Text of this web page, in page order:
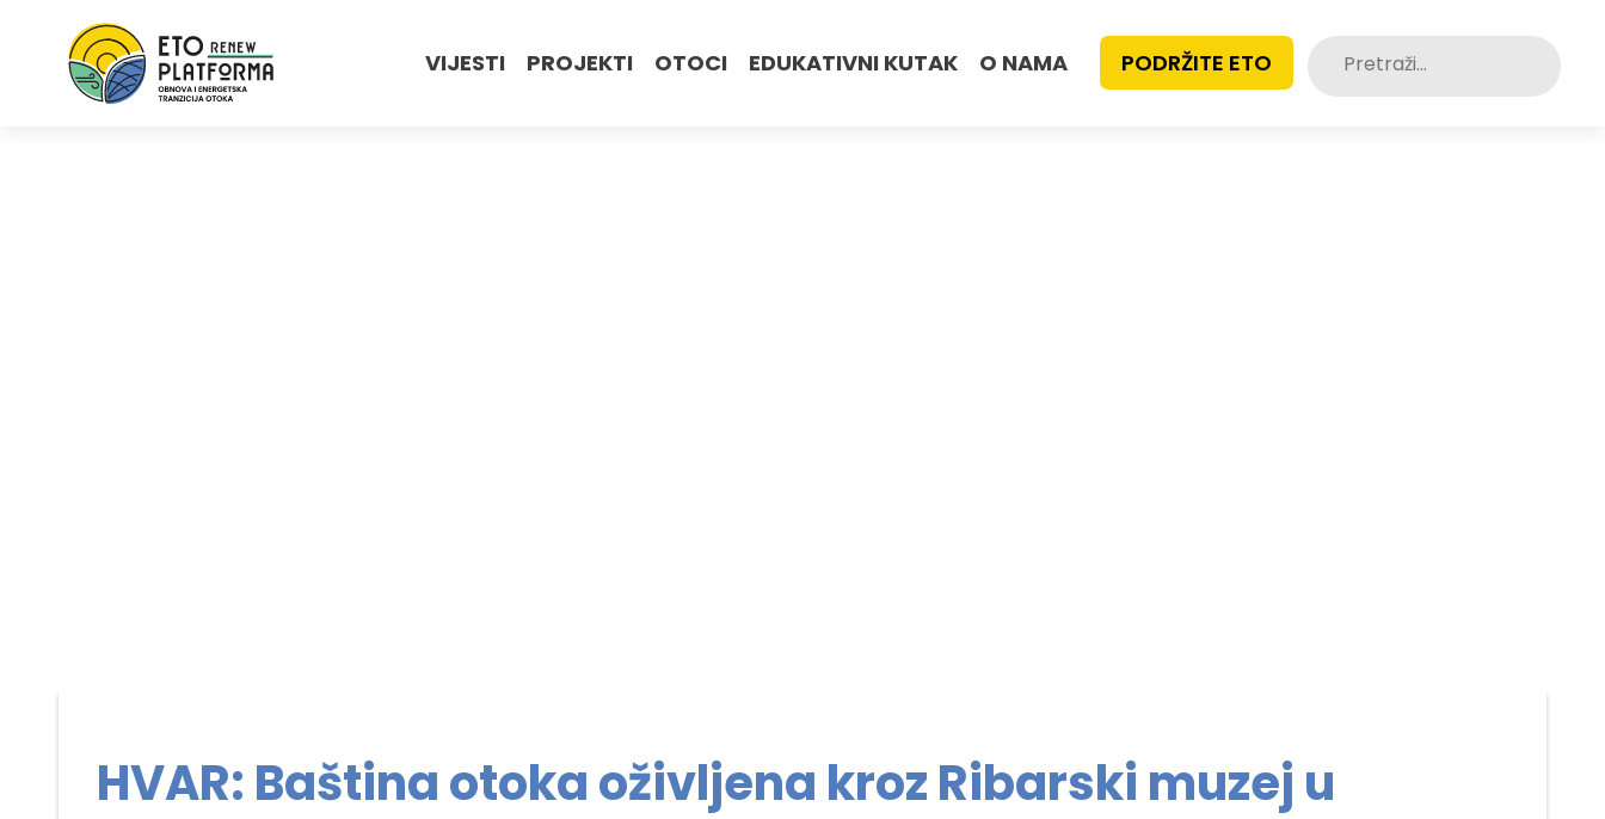
VIJESTI PROJEKTI OTOCI EDUKATIVNI KUTAK O NAMA PODRŽITE ETO Pretraži:
HVAR: Baština otoka oživljena kroz Ribarski muzej u